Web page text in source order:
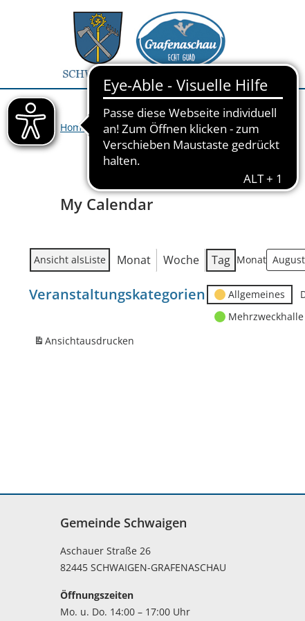
Home Veranstaltungen> My Calendar
My Calendar
Ansicht alsListe Monat Woche Tag Monat
Veranstaltungskategorien Allgemeines
Mehrzweckhalle
Ansichtausdrucken
Gemeinde Schwaigen
Aschauer Straße 26
82445 SCHWAIGEN-GRAFENASCHAU
Öffnungszeiten
Mo. u. Do. 14:00 – 17:00 Uhr